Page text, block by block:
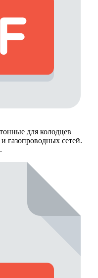
для колодцев
газопроводных сетей.